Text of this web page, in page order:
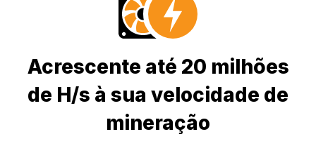
Acrescente até 20 milhões
de H/s à sua velocidade de
mineração